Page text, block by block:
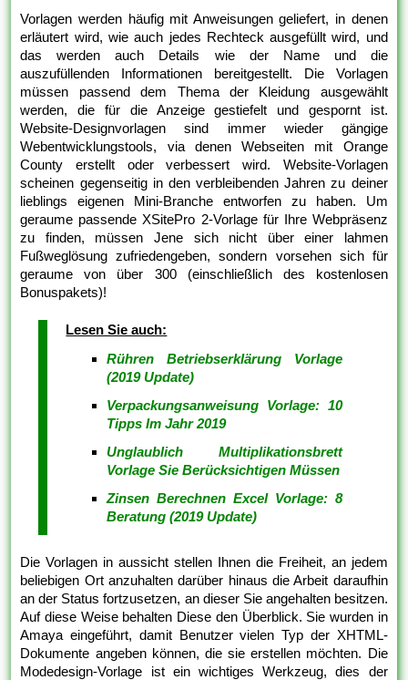
Vorlagen werden häufig mit Anweisungen geliefert, in denen
erläutert wird, wie auch jedes Rechteck ausgefüllt wird, und
das werden auch Details wie der Name und die
auszufüllenden Informationen bereitgestellt. Die Vorlagen
müssen passend dem Thema der Kleidung ausgewählt
werden, die für die Anzeige gestiefelt und gespornt ist.
Website-Designvorlagen sind immer wieder gängige
Webentwicklungstools, via denen Webseiten mit Orange
County erstellt oder verbessert wird. Website-Vorlagen
scheinen gegenseitig in den verbleibenden Jahren zu deiner
lieblings eigenen Mini-Branche entworfen zu haben. Um
geraume passende XSitePro 2-Vorlage für Ihre Webpräsenz
zu finden, müssen Jene sich nicht über einer lahmen
Fußweglösung zufriedengeben, sondern vorsehen sich für
geraume von über 300 (einschließlich des kostenlosen
Bonuspakets)!
Lesen Sie auch:
Rühren Betriebserklärung Vorlage
(2019 Update)
Verpackungsanweisung Vorlage: 10
Tipps Im Jahr 2019
Unglaublich Multiplikationsbrett
Vorlage Sie Berücksichtigen Müssen
Zinsen Berechnen Excel Vorlage: 8
Beratung (2019 Update)
Die Vorlagen in aussicht stellen Ihnen die Freiheit, an jedem
beliebigen Ort anzuhalten darüber hinaus die Arbeit daraufhin
an der Status fortzusetzen, an dieser Sie angehalten besitzen.
Auf diese Weise behalten Diese den Überblick. Sie wurden in
Amaya eingeführt, damit Benutzer vielen Typ der XHTML-
Dokumente angeben können, die sie erstellen möchten. Die
Modedesign-Vorlage ist ein wichtiges Werkzeug, dies der